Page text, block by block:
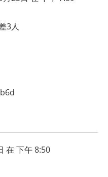
3人
在 下午 8:50